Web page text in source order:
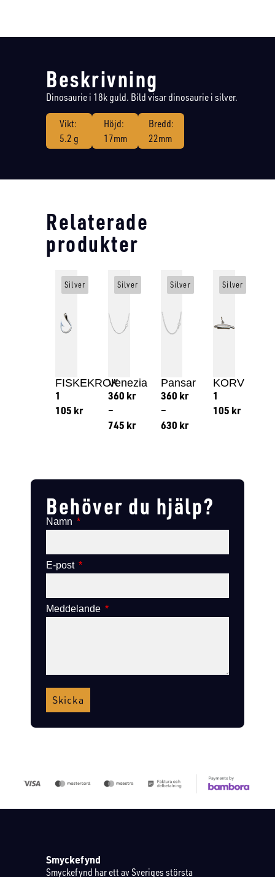
Beskrivning
Dinosaurie i 18k guld. Bild visar dinosaurie i silver.
Vikt:
5.2 g
Höjd:
17mm
Bredd:
22mm
Relaterade
produkter
FISKEKROK
1
105 kr
Silver
Venezia
360 kr
–
745 kr
Silver
Pansar
360 kr
–
630 kr
Silver
KORV
1
105 kr
Silver
Behöver du hjälp?
Namn
E-post
Meddelande
Skicka
Smyckefynd
Smyckefynd har ett av Sveriges största